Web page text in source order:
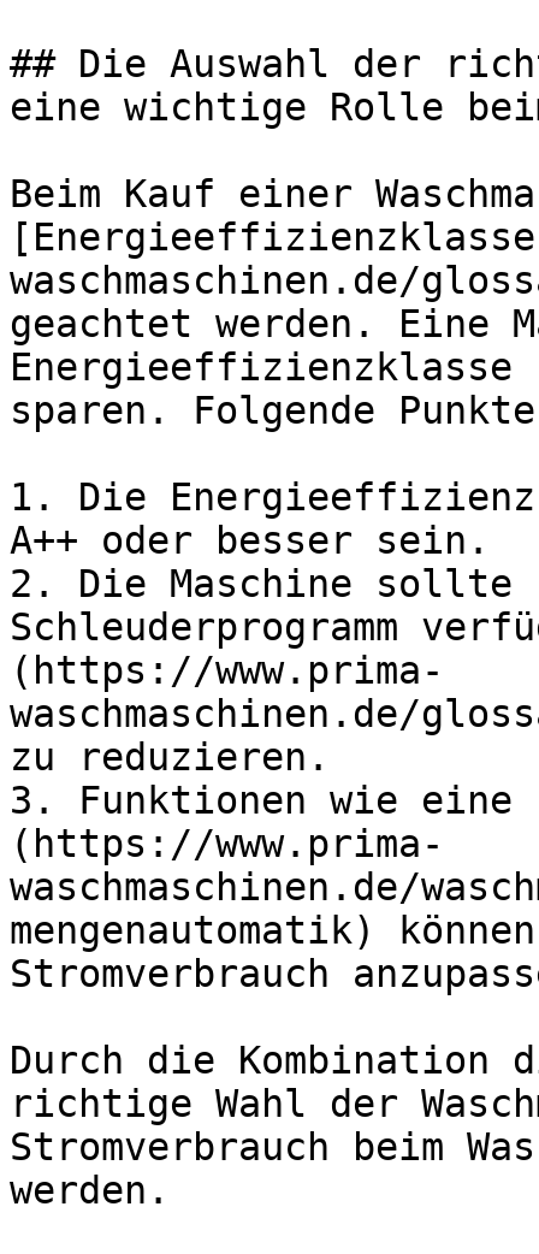
## Die Auswahl der
eine wichtige Rolle
Beim Kauf einer
waschmaschinen.de/
geachtet werden. Eine
sparen. Folgende
1. Die
A++ oder besser sein.
2. Die Maschine sollte
Schleuderprogramm
(https://www.prima-
waschmaschinen.de/
zu reduzieren.
3. Funktionen wie eine
(https://www.prima-
waschmaschinen.de/
mengenautomatik)
Stromverbrauch
Durch die Kombination
richtige Wahl der
Stromverbrauch beim
werden.